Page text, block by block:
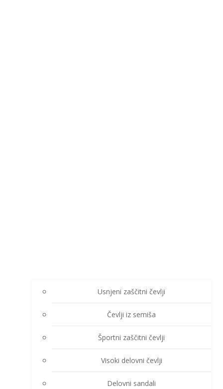
Usnjeni zaščitni čevlji
Čevlji iz semiša
Športni zaščitni čevlji
Visoki delovni čevlji
Delovni sandali